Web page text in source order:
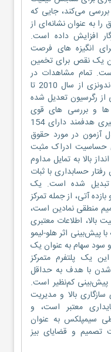
می‌کند، جایی که
را به عنوان نشانه‌ای از
افزایش داده است.
انگیزه های فرصت
یک نقص برای تخمین
تمام مشاهدات در
شرکت‌های تولیدی فهرست شده در اندونزی از سال 2010 تا
از رگرسیون تعدیل شده
ها و بررسی های قوی
استفاده می کند. این تحقیق نمونه گیری هدفمند دارای 154
آزمون در مورد حقوق
حساسیت ادراک مثبت
بالا به تمایل مداوم
حسابداری با ثبات
تبدیل شده است. یک
آتی، از جمله تمرکز
منطقی نمادین است،
بالا، اطلاعات معتبری
پیش‌بینی اثر هلو-لیمو
سهام به عنوان یک
یک پلتفرم متمرکز
با هدف به حداقل
پیش‌بینی کم‌نظیر است.
سازگاری بالا و مدیریت
معتبر است، و
سیمپلکس به عنوان
تصمیم و قضایای بیز